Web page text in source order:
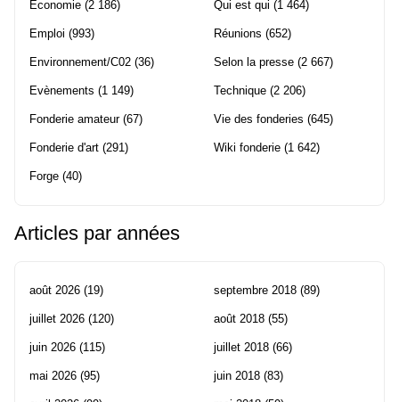
Economie (2 186)
Emploi (993)
Environnement/C02 (36)
Evènements (1 149)
Fonderie amateur(67)
Fonderie d'art (291)
Forge (40)
Qui est qui (1 464)
Réunions (652)
Selon la presse (2 667)
Technique (2 206)
Vie des fonderies (645)
Wiki fonderie (1 642)
Articles par années
août 2026 (19)
juillet 2026 (120)
juin 2026 (115)
mai 2026 (95)
septembre 2018 (89)
août 2018 (55)
juillet 2018 (66)
juin 2018 (83)